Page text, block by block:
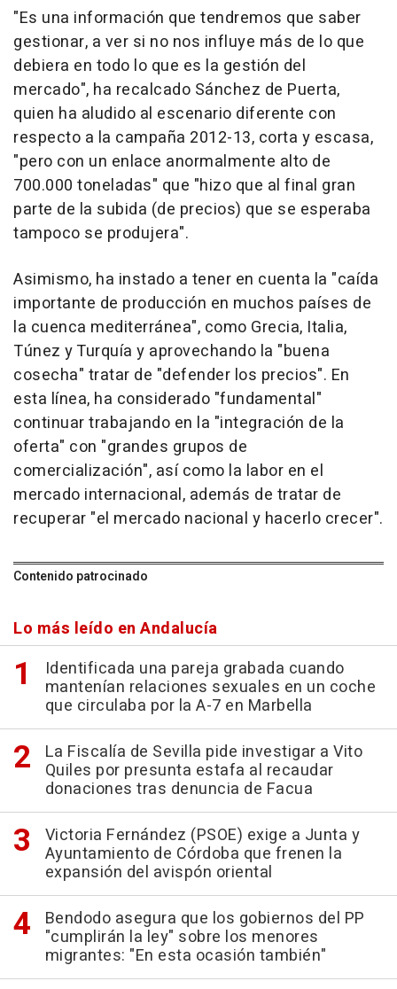
"Es una información que tendremos que saber
gestionar, a ver si no nos influye más de lo que
debiera en todo lo que es la gestión del
mercado", ha recalcado Sánchez de Puerta,
quien ha aludido al escenario diferente con
respecto a la campaña 2012-13, corta y escasa,
"pero con un enlace anormalmente alto de
700.000 toneladas" que "hizo que al final gran
parte de la subida (de precios) que se esperaba
tampoco se produjera".
Asimismo, ha instado a tener en cuenta la "caída
importante de producción en muchos países de
la cuenca mediterránea", como Grecia, Italia,
Túnez y Turquía y aprovechando la "buena
cosecha" tratar de "defender los precios". En
esta línea, ha considerado "fundamental"
continuar trabajando en la "integración de la
oferta" con "grandes grupos de
comercialización", así como la labor en el
mercado internacional, además de tratar de
recuperar "el mercado nacional y hacerlo crecer".
Contenido patrocinado
Lo más leído en Andalucía
Identificada una pareja grabada cuando
mantenían relaciones sexuales en un coche
que circulaba por la A-7 en Marbella
La Fiscalía de Sevilla pide investigar a Vito
Quiles por presunta estafa al recaudar
donaciones tras denuncia de Facua
Victoria Fernández (PSOE) exige a Junta y
Ayuntamiento de Córdoba que frenen la
expansión del avispón oriental
Bendodo asegura que los gobiernos del PP
"cumplirán la ley" sobre los menores
migrantes: "En esta ocasión también"